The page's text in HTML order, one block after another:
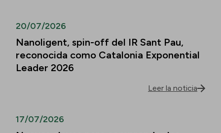
20/07/2026
Nanoligent, spin-off del IR Sant Pau,
reconocida como Catalonia Exponential
Leader 2026
Leer la noticia
17/07/2026